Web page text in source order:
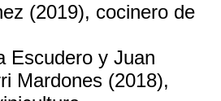
(2019), cocinero de
Escudero y Juan
Mardones (2018),